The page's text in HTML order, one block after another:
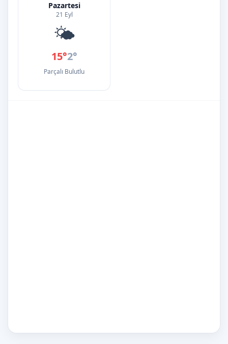
Pazartesi
21 Eyl
🌤️
15°2°
Parçalı Bulutlu